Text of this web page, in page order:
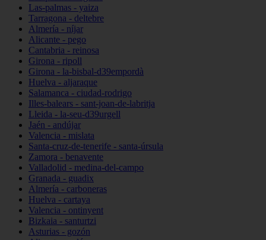
Las-palmas - yaiza
Tarragona - deltebre
Almería - níjar
Alicante - pego
Cantabria - reinosa
Girona - ripoll
Girona - la-bisbal-d39empordà
Huelva - aljaraque
Salamanca - ciudad-rodrigo
Illes-balears - sant-joan-de-labritja
Lleida - la-seu-d39urgell
Jaén - andújar
Valencia - mislata
Santa-cruz-de-tenerife - santa-úrsula
Zamora - benavente
Valladolid - medina-del-campo
Granada - guadix
Almería - carboneras
Huelva - cartaya
Valencia - ontinyent
Bizkaia - santurtzi
Asturias - gozón